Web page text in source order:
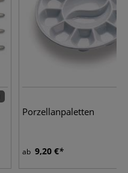
Porzellanpaletten
ab 9,20 €